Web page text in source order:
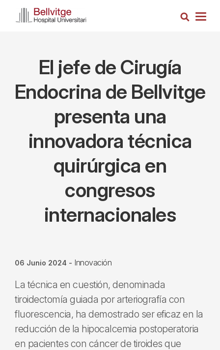
Busca
El jefe de Cirugía
Endocrina de Bellvitge
presenta una
innovadora técnica
quirúrgica en
congresos
internacionales
06 Junio 2024 - Innovación
La técnica en cuestión, denominada
tiroidectomía guiada por arteriografía con
fluorescencia, ha demostrado ser eficaz en la
reducción de la hipocalcemia postoperatoria
en pacientes con cáncer de tiroides que